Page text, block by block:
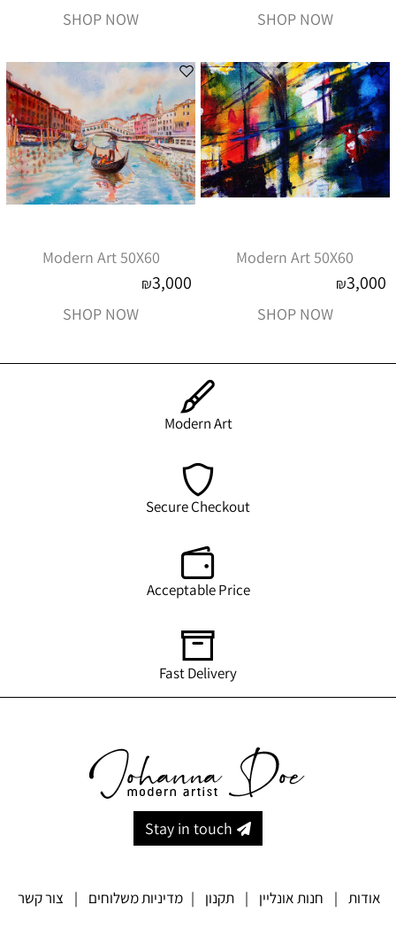
SHOP NOW
SHOP NOW
Modern Art 50X60
₪3,000
SHOP NOW
Modern Art 50X60
₪3,000
SHOP NOW
Modern Art
Secure Checkout
Acceptable Price
Fast Delivery
Stay in touch
אודות | חנות אונליין | תקנון | מדיניות משלוחים | צור קשר